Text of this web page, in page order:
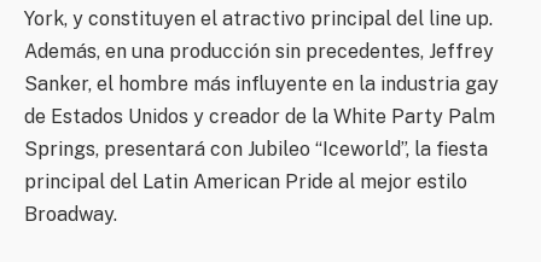
York, y constituyen el atractivo principal del line up.
Además, en una producción sin precedentes, Jeffrey
Sanker, el hombre más influyente en la industria gay
de Estados Unidos y creador de la White Party Palm
Springs, presentará con Jubileo “Iceworld”, la fiesta
principal del Latin American Pride al mejor estilo
Broadway.